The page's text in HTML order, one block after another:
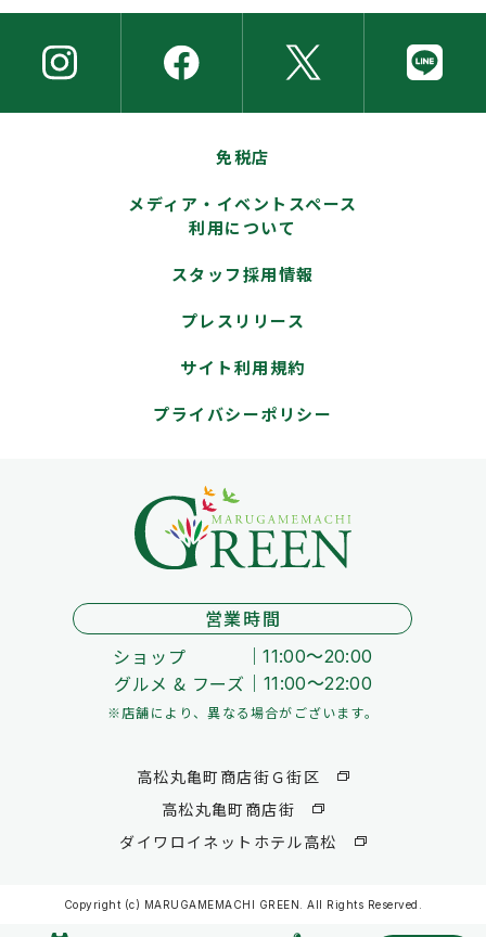
免税店
メディア・イベントスペース
利用について
スタッフ採用情報
プレスリリース
サイト利用規約
プライバシーポリシー
営業時間
ショップ
11:00～20:00
グルメ & フーズ 11:00～22:00
※店舗により、異なる場合がございます。
高松丸亀町商店街Ｇ街区
高松丸亀町商店街
ダイワロイネットホテル高松
Copyright (c) MARUGAMEMACHI GREEN. All Rights Reserved.